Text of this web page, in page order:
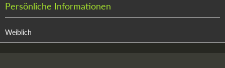
Persönliche Informationen
Weiblich